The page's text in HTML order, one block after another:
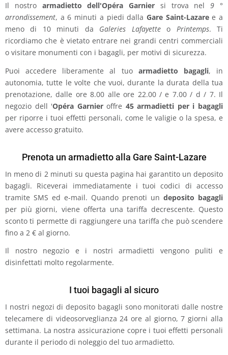
Il nostro armadietto dell'Opéra Garnier si trova nel9 °
arrondissement, a 6 minuti a piedi dalla Gare Saint-Lazaree a
meno di 10 minuti da Galeries Lafayetteo Printemps. Ti
ricordiamo che è vietato entrare nei grandi centri commerciali
o visitare monumenti con i bagagli, per motivi di sicurezza.
Puoi accedere liberamente al tuo armadietto bagagli, in
autonomia, tutte le volte che vuoi, durante la durata della tua
prenotazione, dalle ore 8.00 alle ore 22.00 / e 7.00 / d / 7. Il
negozio dell 'Opéra Garnieroffre 45 armadietti per i bagagli
per riporre i tuoi effetti personali, come le valigie o la spesa, e
avere accesso gratuito.
Prenota un armadietto alla Gare Saint-Lazare
In meno di 2 minuti su questa pagina hai garantito un deposito
bagagli. Riceverai immediatamente i tuoi codici di accesso
tramite SMS ed e-mail. Quando prenoti un deposito bagagli
per più giorni, viene offerta una tariffa decrescente. Questo
sconto ti permette di raggiungere una tariffa che può scendere
fino a 2 € al giorno.
Il nostro negozio e i nostri armadietti vengono puliti e
disinfettati molto regolarmente.
I tuoi bagagli al sicuro
I nostri negozi di deposito bagagli sono monitorati dalle nostre
telecamere di videosorveglianza 24 ore al giorno, 7 giorni alla
settimana. La nostra assicurazione copre i tuoi effetti personali
durante il periodo di noleggio del tuo armadietto.